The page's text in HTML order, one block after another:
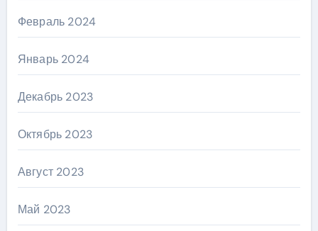
Февраль 2024
Январь 2024
Декабрь 2023
Октябрь 2023
Август 2023
Май 2023